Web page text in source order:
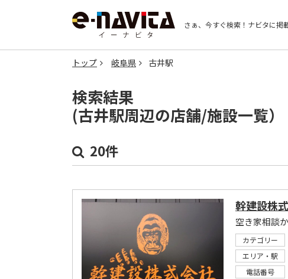
さぁ、今すぐ検索！ ナビタに掲
トップ 岐阜県 古井駅
検索結果
(古井駅周辺の店舗/施設一覧）
20件
幹建設株
空き家相談
カテゴリー
エリア・駅
電話番号